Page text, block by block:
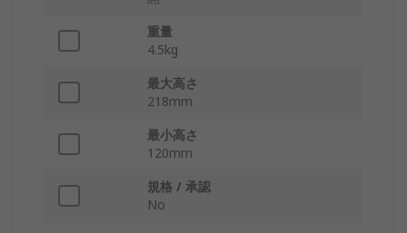
重量
4.5kg
最大高さ
218mm
最小高さ
120mm
規格 / 承認
No